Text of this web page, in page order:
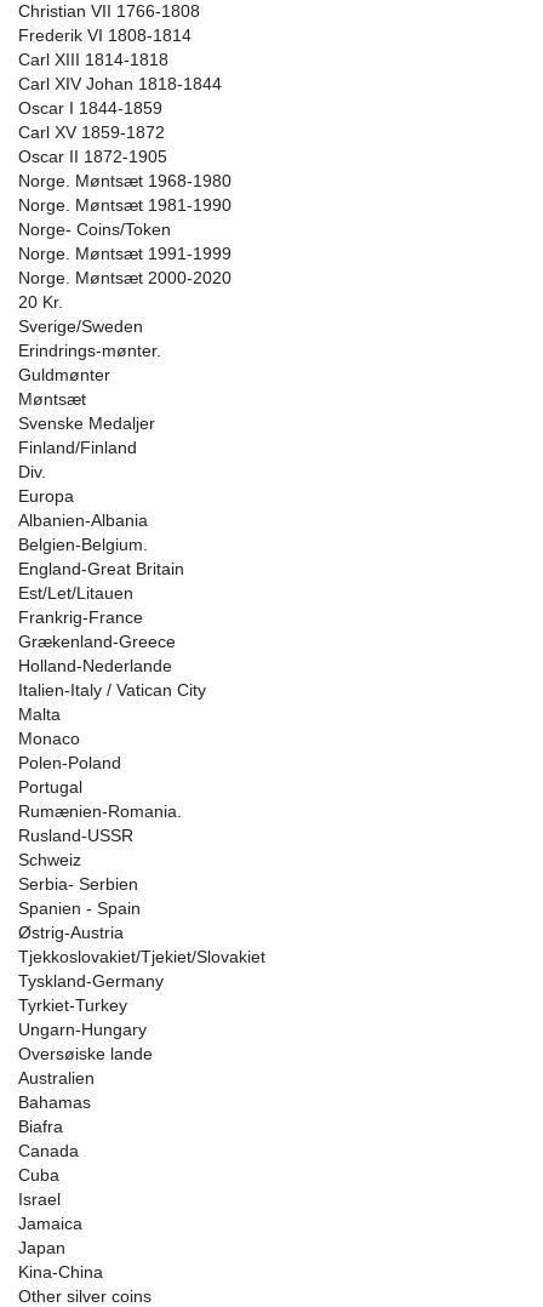
Christian VII 1766-1808
Frederik VI 1808-1814
Carl XIII 1814-1818
Carl XIV Johan 1818-1844
Oscar I 1844-1859
Carl XV 1859-1872
Oscar II 1872-1905
Norge. Møntsæt 1968-1980
Norge. Møntsæt 1981-1990
Norge- Coins/Token
Norge. Møntsæt 1991-1999
Norge. Møntsæt 2000-2020
20 Kr.
Sverige/Sweden
Erindrings-mønter.
Guldmønter
Møntsæt
Svenske Medaljer
Finland/Finland
Div.
Europa
Albanien-Albania
Belgien-Belgium.
England-Great Britain
Est/Let/Litauen
Frankrig-France
Grækenland-Greece
Holland-Nederlande
Italien-Italy / Vatican City
Malta
Monaco
Polen-Poland
Portugal
Rumænien-Romania.
Rusland-USSR
Schweiz
Serbia- Serbien
Spanien - Spain
Østrig-Austria
Tjekkoslovakiet/Tjekiet/Slovakiet
Tyskland-Germany
Tyrkiet-Turkey
Ungarn-Hungary
Oversøiske lande
Australien
Bahamas
Biafra
Canada
Cuba
Israel
Jamaica
Japan
Kina-China
Other silver coins